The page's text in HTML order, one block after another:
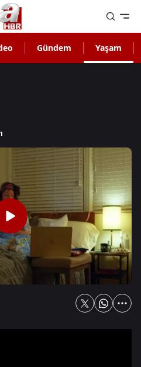
Gündem Yaşam